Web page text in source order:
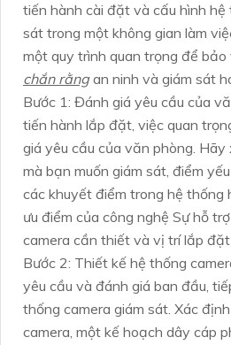
tiến hành cài đặt và cấu hình hệ
sát trong một không gian làm
một quy trình quan trọng để
chắn rằng an ninh và giám sát
Bước 1: Đánh giá yêu cầu của
tiến hành lắp đặt, việc quan
giá yêu cầu của văn phòng.
mà bạn muốn giám sát, điểm
các khuyết điểm trong hệ thống
ưu điểm của công nghệ Sự hỗ
camera cần thiết và vị trí lắp
Bước 2: Thiết kế hệ thống
yêu cầu và đánh giá ban đầu,
thống camera giám sát. Xác
camera, một kế hoạch dây cáp